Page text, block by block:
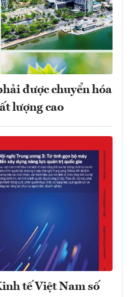
được chuyển hóa
lượng cao
tế Việt Nam số